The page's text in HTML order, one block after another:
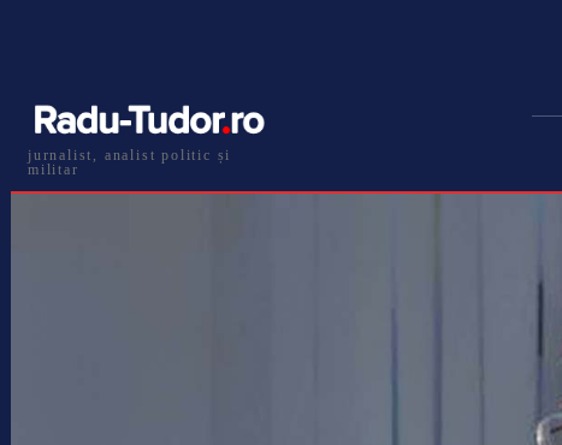
jurnalist, analist politic și
militar